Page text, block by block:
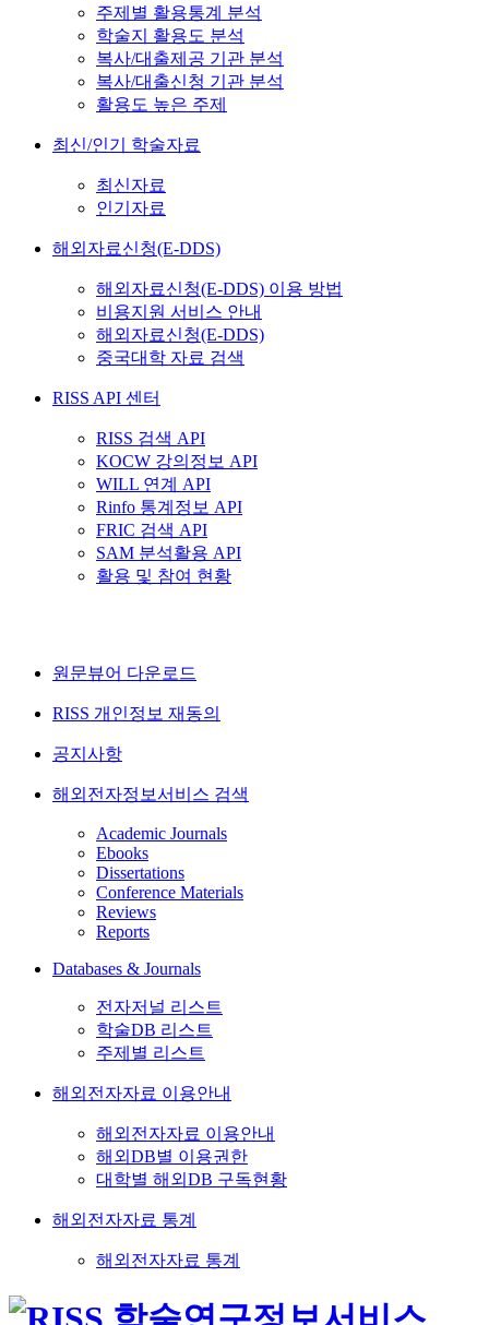
주제별 활용통계 분석
학술지 활용도 분석
복사/대출제공 기관 분석
복사/대출신청 기관 분석
활용도 높은 주제
최신/인기 학술자료
최신자료
인기자료
해외자료신청(E-DDS)
해외자료신청(E-DDS) 이용 방법
비용지원 서비스 안내
해외자료신청(E-DDS)
중국대학 자료 검색
RISS API 센터
RISS 검색 API
KOCW 강의정보 API
WILL 연계 API
Rinfo 통계정보 API
FRIC 검색 API
SAM 분석활용 API
활용 및 참여 현황
원문뷰어 다운로드
RISS 개인정보 재동의
공지사항
해외전자정보서비스 검색
Academic Journals
Ebooks
Dissertations
Conference Materials
Reviews
Reports
Databases & Journals
전자저널 리스트
학술DB 리스트
주제별 리스트
해외전자자료 이용안내
해외전자자료 이용안내
해외DB별 이용권한
대학별 해외DB 구독현황
해외전자자료 통계
해외전자자료 통계